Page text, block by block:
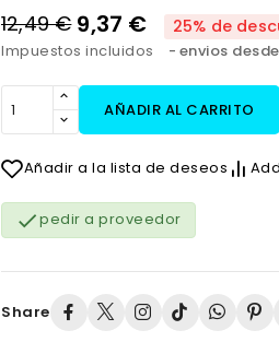
12,49 € 9,37 € 25% de
Impuestos incluidos envios
AÑADIR AL CARRITO
Añadir a la lista de deseos
pedir a proveedor
Share